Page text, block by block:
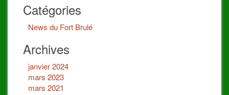
Catégories
News du Fort Brulé
Archives
janvier 2024
mars 2023
mars 2021